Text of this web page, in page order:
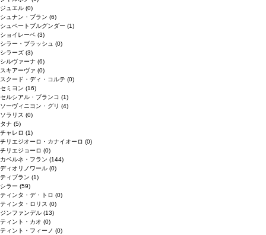
ジュエル (0)
シュナン・ブラン (6)
シュペートブルグンダー (1)
ショイレーベ (3)
シラー・ブラッシュ (0)
シラーズ (3)
シルヴァーナ (6)
スキアーヴァ (0)
スクード・ディ・コルテ (0)
セミヨン (16)
セルシアル・ブランコ (1)
ソーヴィニヨン・グリ (4)
ソラリス (0)
タナ (5)
チャレロ (1)
チリエジオーロ・カナイオーロ (0)
チリエジョーロ (0)
カベルネ・フラン (144)
ディオリノワール (0)
ティブラン (1)
シラー (59)
ティンタ・デ・トロ (0)
ティンタ・ロリス (0)
ジンファンデル (13)
ティント・カオ (0)
ティント・フィーノ (0)